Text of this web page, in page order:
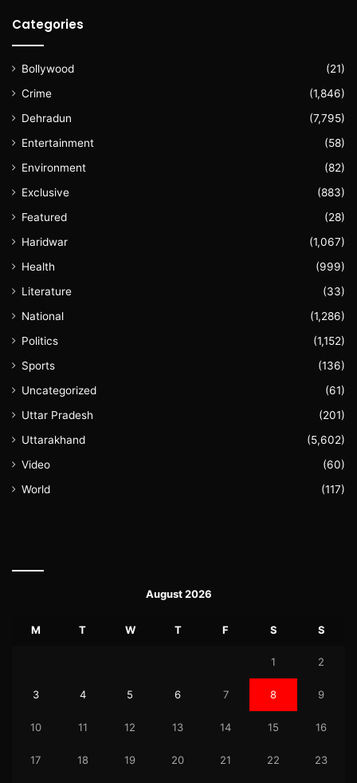
Categories
Bollywood
(21)
Crime
(1,846)
Dehradun
(7,795)
Entertainment
(58)
Environment
(82)
Exclusive
(883)
Featured
(28)
Haridwar
(1,067)
Health
(999)
Literature
(33)
National
(1,286)
Politics
(1,152)
Sports
(136)
Uncategorized
(61)
Uttar Pradesh
(201)
Uttarakhand
(5,602)
Video
(60)
World
(117)
August 2026
M T W T F S S
1 2
3 4 5 6 7 8 9
10 11 12 13 14 15 16
17 18 19 20 21 22 23